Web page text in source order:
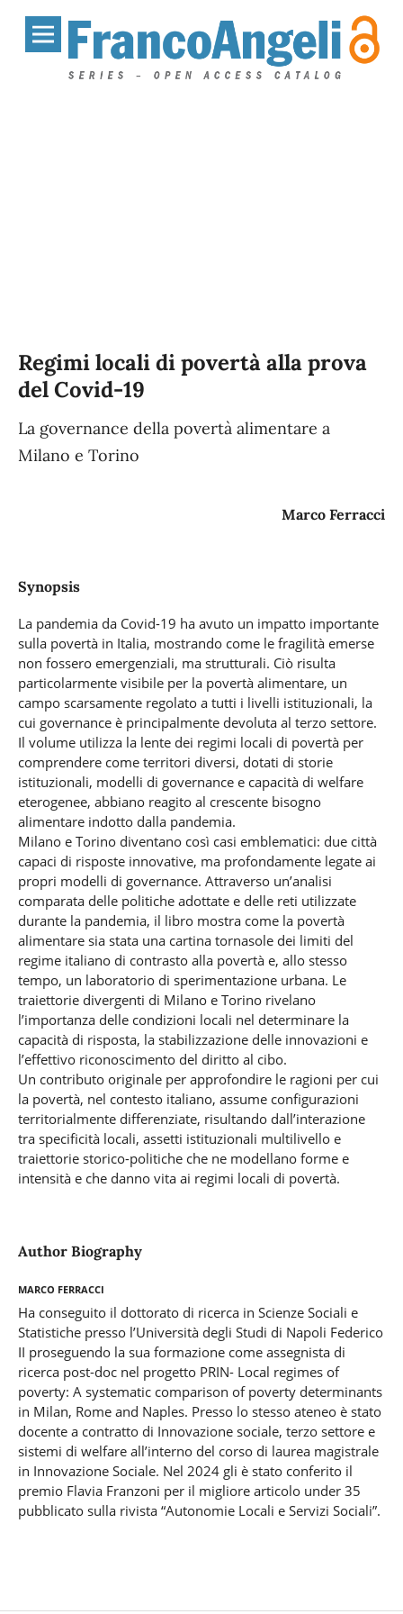
Regimi locali di povertà alla prova
del Covid-19
La governance della povertà alimentare a
Milano e Torino
Marco Ferracci
Synopsis
La pandemia da Covid-19 ha avuto un impatto importante
sulla povertà in Italia, mostrando come le fragilità emerse
non fossero emergenziali, ma strutturali. Ciò risulta
particolarmente visibile per la povertà alimentare, un
campo scarsamente regolato a tutti i livelli istituzionali, la
cui governance è principalmente devoluta al terzo settore.
Il volume utilizza la lente dei regimi locali di povertà per
comprendere come territori diversi, dotati di storie
istituzionali, modelli di governance e capacità di welfare
eterogenee, abbiano reagito al crescente bisogno
alimentare indotto dalla pandemia.
Milano e Torino diventano così casi emblematici: due città
capaci di risposte innovative, ma profondamente legate ai
propri modelli di governance. Attraverso un’analisi
comparata delle politiche adottate e delle reti utilizzate
durante la pandemia, il libro mostra come la povertà
alimentare sia stata una cartina tornasole dei limiti del
regime italiano di contrasto alla povertà e, allo stesso
tempo, un laboratorio di sperimentazione urbana. Le
traiettorie divergenti di Milano e Torino rivelano
l’importanza delle condizioni locali nel determinare la
capacità di risposta, la stabilizzazione delle innovazioni e
l’effettivo riconoscimento del diritto al cibo.
Un contributo originale per approfondire le ragioni per cui
la povertà, nel contesto italiano, assume configurazioni
territorialmente differenziate, risultando dall’interazione
tra specificità locali, assetti istituzionali multilivello e
traiettorie storico-politiche che ne modellano forme e
intensità e che danno vita ai regimi locali di povertà.
Author Biography
Marco Ferracci
Ha conseguito il dottorato di ricerca in Scienze Sociali e
Statistiche presso l’Università degli Studi di Napoli Federico
II proseguendo la sua formazione come assegnista di
ricerca post-doc nel progetto PRIN- Local regimes of
poverty: A systematic comparison of poverty determinants
in Milan, Rome and Naples. Presso lo stesso ateneo è stato
docente a contratto di Innovazione sociale, terzo settore e
sistemi di welfare all’interno del corso di laurea magistrale
in Innovazione Sociale. Nel 2024 gli è stato conferito il
premio Flavia Franzoni per il migliore articolo under 35
pubblicato sulla rivista “Autonomie Locali e Servizi Sociali”.